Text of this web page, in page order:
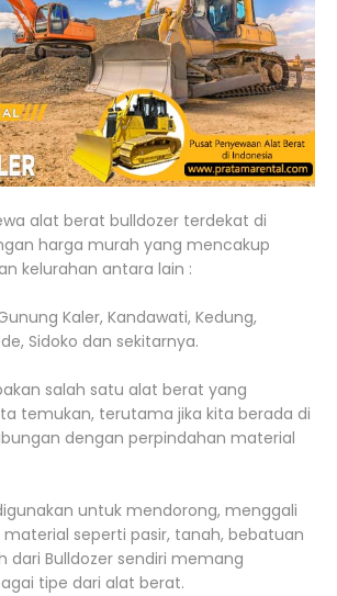
alat berat bulldozer terdekat di
harga murah yang mencakup
kelurahan antara lain :
Kaler, Kandawati, Kedung,
Sidoko dan sekitarnya.
salah satu alat berat yang
temukan, terutama jika kita berada di
dengan perpindahan material
untuk mendorong, menggali
seperti pasir, tanah, bebatuan
dari Bulldozer sendiri memang
tipe dari alat berat.